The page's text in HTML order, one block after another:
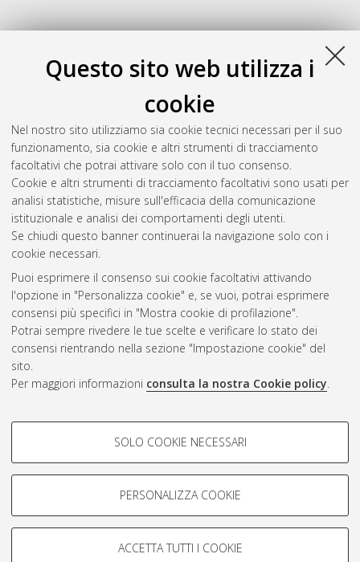
Questo sito web utilizza i
cookie
Nel nostro sito utilizziamo sia cookie tecnici necessari per il suo
funzionamento, sia cookie e altri strumenti di tracciamento
facoltativi che potrai attivare solo con il tuo consenso.
Cookie e altri strumenti di tracciamento facoltativi sono usati per
analisi statistiche, misure sull'efficacia della comunicazione
istituzionale e analisi dei comportamenti degli utenti.
Se chiudi questo banner continuerai la navigazione solo con i
cookie necessari.
Puoi esprimere il consenso sui cookie facoltativi attivando
l'opzione in "Personalizza cookie" e, se vuoi, potrai esprimere
consensi più specifici in "Mostra cookie di profilazione".
Potrai sempre rivedere le tue scelte e verificare lo stato dei
consensi rientrando nella sezione "Impostazione cookie" del
sito.
Per maggiori informazioni consulta la nostra Cookie policy.
COOKIE DI PROFILAZIONE -
Si tratta di cookie utilizzati per analizzare le caratteristiche della
navigazione degli utenti, creare profili in base al loro comportamento
Mostra cookie di profilazione
SOLO COOKIE NECESSARI
PERSONALIZZA COOKIE
ACCETTA TUTTI I COOKIE
2025
Giovarruscio, Paolo (2025)Ordinamento costituzionale ed
emergenza. Teoria, modelli e prassi, [Dissertation thesis], Alma
Mater Studiorum Università di Bologna. Dottorato di ricerca in
Scienze giuridiche, 37 Ciclo. DOI
10.48676/unibo/amsdottorato/12158.
Questa lista e' stata generata il Thu Aug 6 20:44:02 2026
Atom
Rss 1.0
Rss 2.0
ISSN: 2038-7946
Impostazioni Cookie
Informativa sulla privacy
Condizioni d’uso del sito